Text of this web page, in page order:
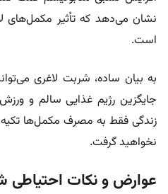
نشان می‌دهد که تأثیر مکمل‌های
است.
به بیان ساده، شربت لاغری
جایگزین رژیم غذایی سالم و
زندگی فقط به مصرف مکمل‌ها
نخواهید گرفت.
عوارض و نکات